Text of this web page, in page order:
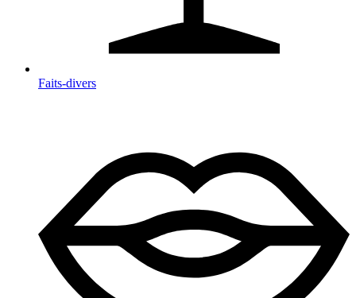
Faits-divers